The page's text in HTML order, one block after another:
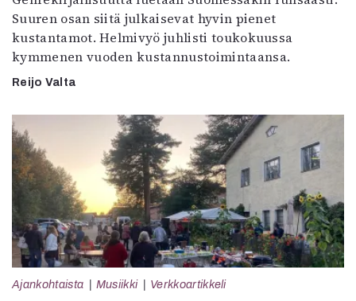
Suuren osan siitä julkaisevat hyvin pienet
kustantamot. Helmivyö juhlisti toukokuussa
kymmenen vuoden kustannustoimintaansa.
Reijo Valta
Ajankohtaista Musiikki Verkkoartikkeli